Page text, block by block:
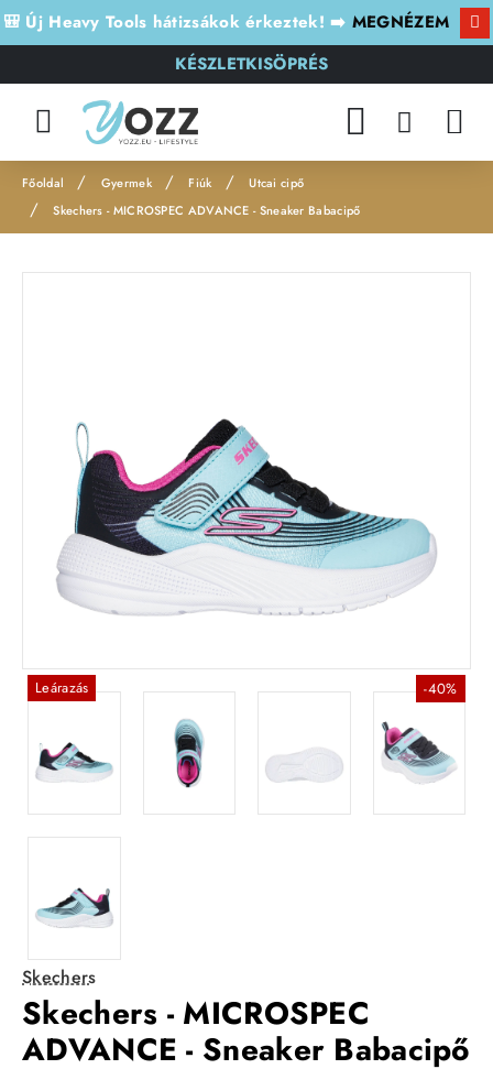
🎒 Új Heavy Tools hátizsákok érkeztek! ➡️ MEGNÉZEM
KÉSZLETKISÖPRÉS
o
Gyermek Fiúk
Utcai cipő
Skechers - MICROSPEC ADVANCE - Sneaker Babacipő
Leárazás -40%
Skechers
Skechers - MICROSPEC
ADVANCE - Sneaker Babacipő